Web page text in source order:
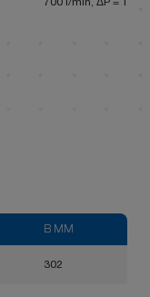
700 l/min, ΔP = 1 bar
B MM
302